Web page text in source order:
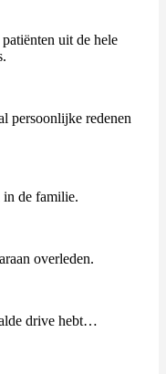
uit de hele
persoonlijke redenen
in de familie.
overleden.
drive hebt…